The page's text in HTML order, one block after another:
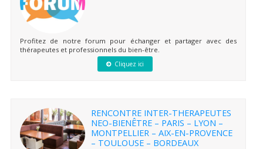
Profitez de notre forum pour échanger et partager avec des
thérapeutes et professionnels du bien-être.
Cliquez ici
RENCONTRE INTER-THERAPEUTES
NEO-BIENÊTRE – PARIS – LYON –
MONTPELLIER – AIX-EN-PROVENCE
– TOULOUSE – BORDEAUX